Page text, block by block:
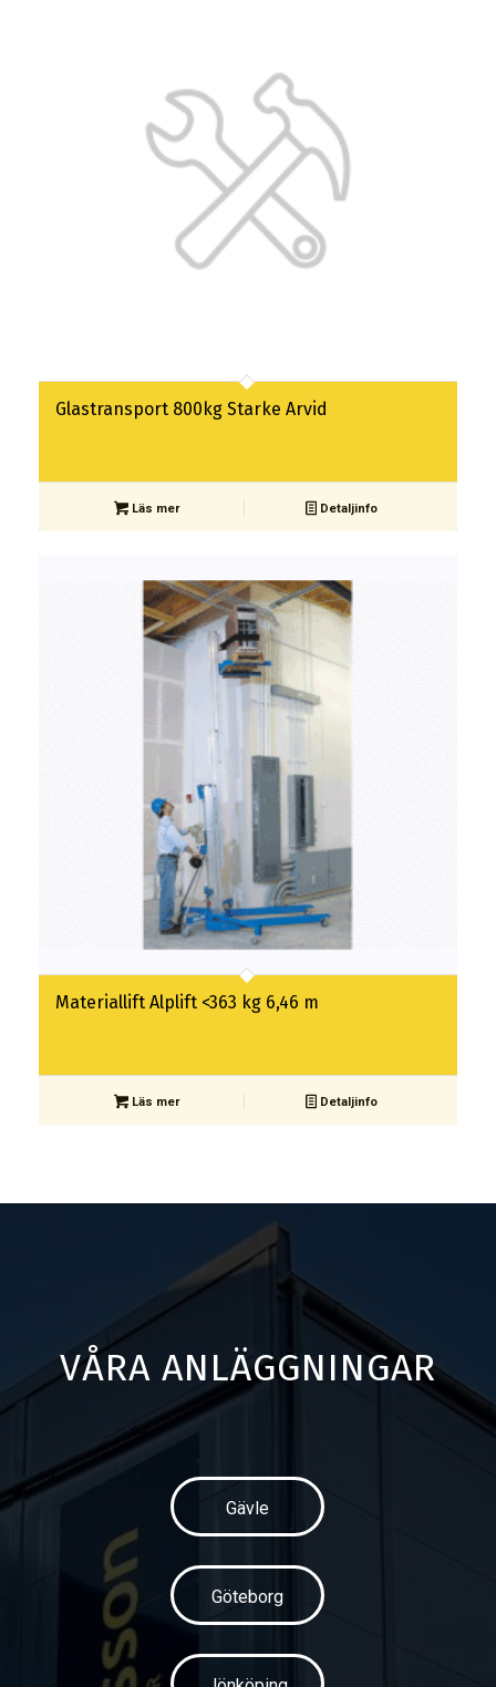
Glastransport 800kg Starke Arvid
Läs mer Detaljinfo
Materiallift Alplift <363 kg 6,46 m
Läs mer Detaljinfo
VÅRA ANLÄGGNINGAR
Gävle
Göteborg